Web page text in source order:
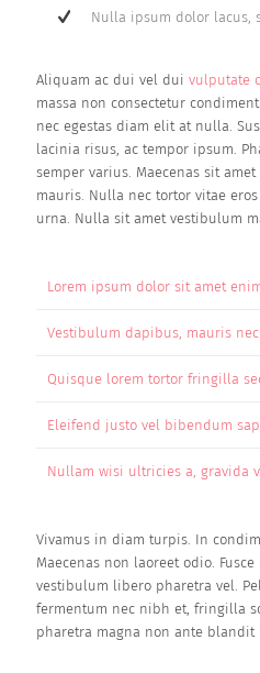
Nulla ipsum dolor lacus,
Aliquam ac dui vel dui vulputate
massa non consectetur
nec egestas diam elit at nulla.
lacinia risus, ac tempor ipsum.
semper varius. Maecenas sit
mauris. Nulla nec tortor vitae
urna. Nulla sit amet vestibulum
Lorem ipsum dolor sit amet
Vestibulum dapibus, mauris nec
Quisque lorem tortor fringilla
Eleifend justo vel bibendum
Nullam wisi ultricies a, gravida
Vivamus in diam turpis. In
Maecenas non laoreet odio.
vestibulum libero pharetra vel.
fermentum nec nibh et, fringilla
pharetra magna non ante blandit